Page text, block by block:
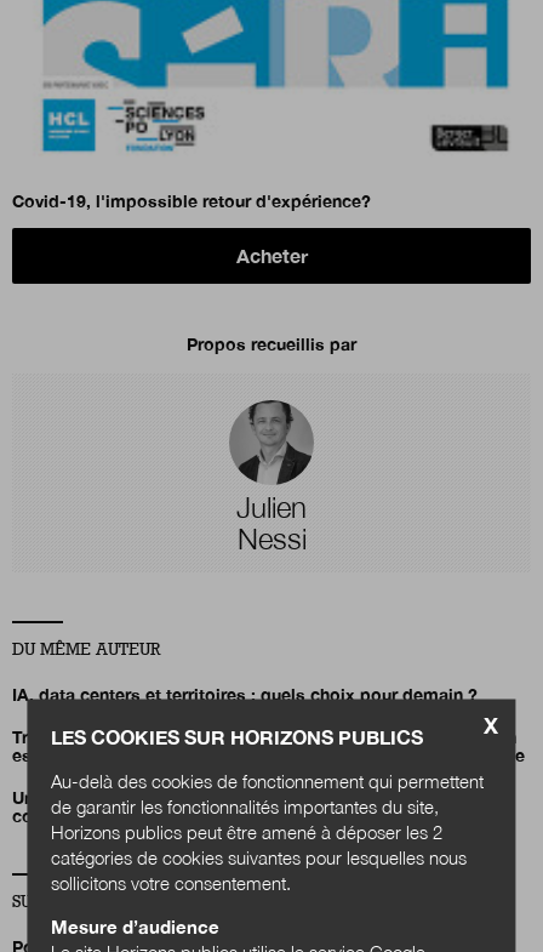
Covid-19, l'impossible retour d'expérience?
Acheter
Propos recueillis par
Julien
Nessi
DU MÊME AUTEUR
IA, data centers et territoires : quels choix pour demain ?
Transition énergétique : comment la Fontaine d’Ouche à Dijon
est devenue le plus grand quartier à énergie positive de France
Un carnet d’inspiration pour déployer l’IA responsable en
collectivités
SUR LA MÊME THÉMATIQUE SANTÉ-SOCIAL
Pourquoi et comment prendre soin de la santé mentale des
X
LES COOKIES SUR HORIZONS PUBLICS
Au-delà des cookies de fonctionnement qui permettent
de garantir les fonctionnalités importantes du site,
Horizons publics peut être amené à déposer les 2
catégories de cookies suivantes pour lesquelles nous
sollicitons votre consentement.
Mesure d’audience